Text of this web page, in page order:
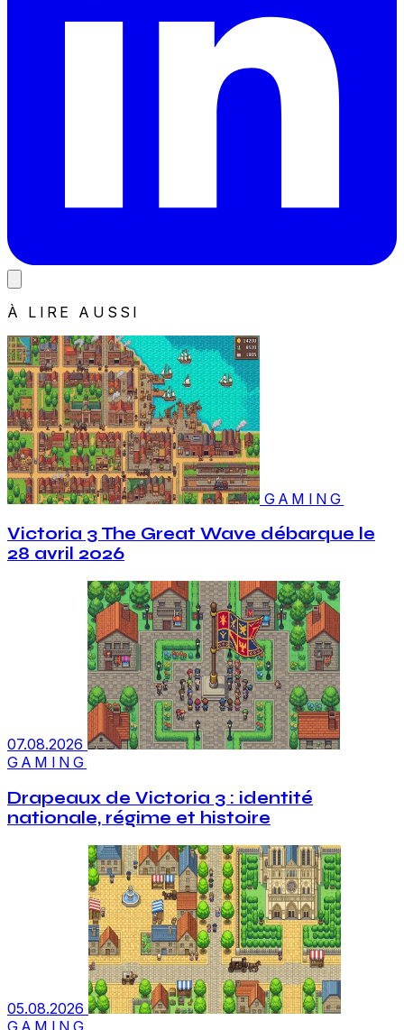
À LIRE AUSSI
GAMING
Victoria 3 The Great Wave débarque le
28 avril 2026
07.08.2026
GAMING
Drapeaux de Victoria 3 : identité
nationale, régime et histoire
05.08.2026
GAMING